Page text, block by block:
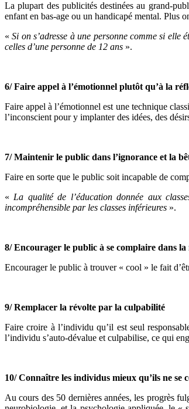
La plupart des publicités destinées au grand-
enfant en bas-age ou un handicapé mental. Plus
«Si on s’adresse à une personne comme si
celles d’une personne de 12 ans ».
6/ Faire appel à l’émotionnel plutôt qu’à la
Faire appel à l’émotionnel est une technique
l’inconscient pour y implanter des idées, des
7/ Maintenir le public dans l’ignorance et la
Faire en sorte que le public soit incapable de
« La qualité de l’éducation donnée aux
incompréhensible par les classes inférieures ».
8/ Encourager le public à se complaire dans
Encourager le public à trouver « cool » le fait
9/ Remplacer la révolte par la culpabilité
Faire croire à l’individu qu’il est seul
l’individu s’auto-dévalue et culpabilise, ce qui
10/ Connaître les individus mieux qu’ils ne se
Au cours des 50 dernières années, les progrès